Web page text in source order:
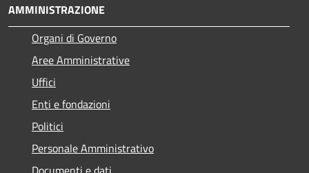
AMMINISTRAZIONE
Organi di Governo
Aree Amministrative
Uffici
Enti e fondazioni
Politici
Personale Amministrativo